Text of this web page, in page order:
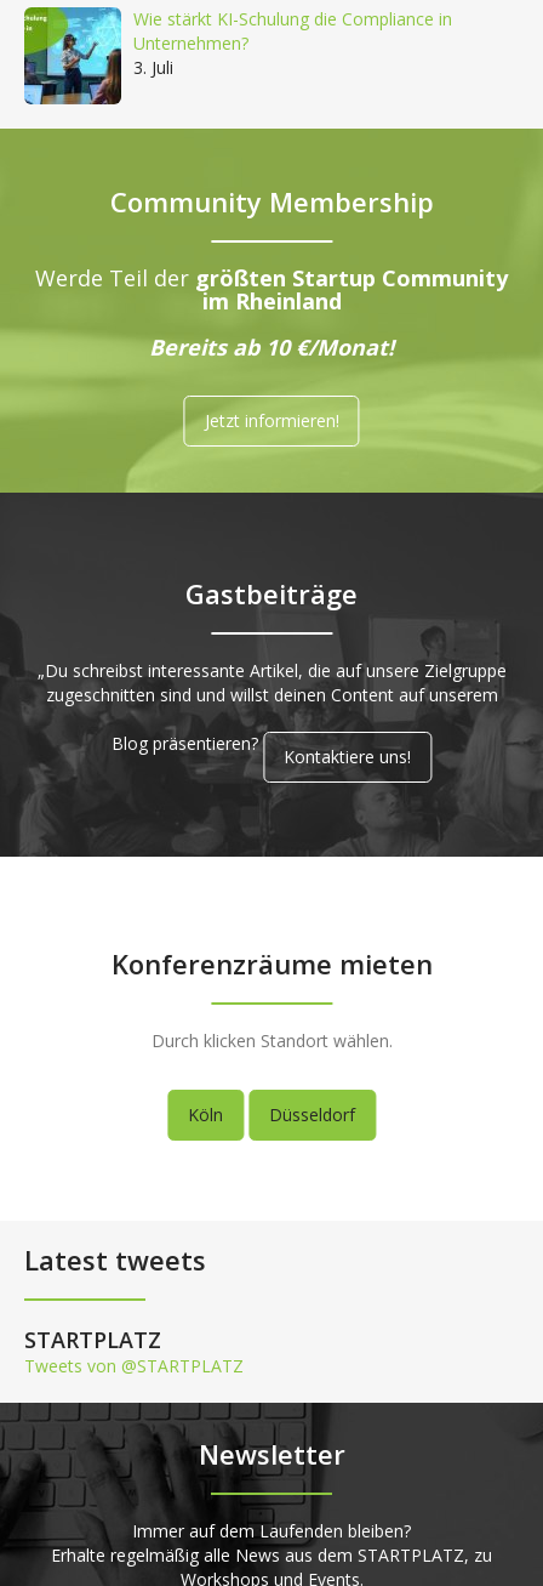
Wie stärkt KI-Schulung die Compliance in
Unternehmen?
3. Juli
Community Membership
Werde Teil der größten Startup Community
im Rheinland
Bereits ab 10 €/Monat!
Jetzt informieren!
Gastbeiträge
„Du schreibst interessante Artikel, die auf unsere Zielgruppe
zugeschnitten sind und willst deinen Content auf unserem
Blog präsentieren?
Kontaktiere uns!
Konferenzräume mieten
Durch klicken Standort wählen.
Köln Düsseldorf
Latest tweets
STARTPLATZ
Tweets von @STARTPLATZ
Newsletter
Immer auf dem Laufenden bleiben?
Erhalte regelmäßig alle News aus dem STARTPLATZ, zu
Workshops und Events.